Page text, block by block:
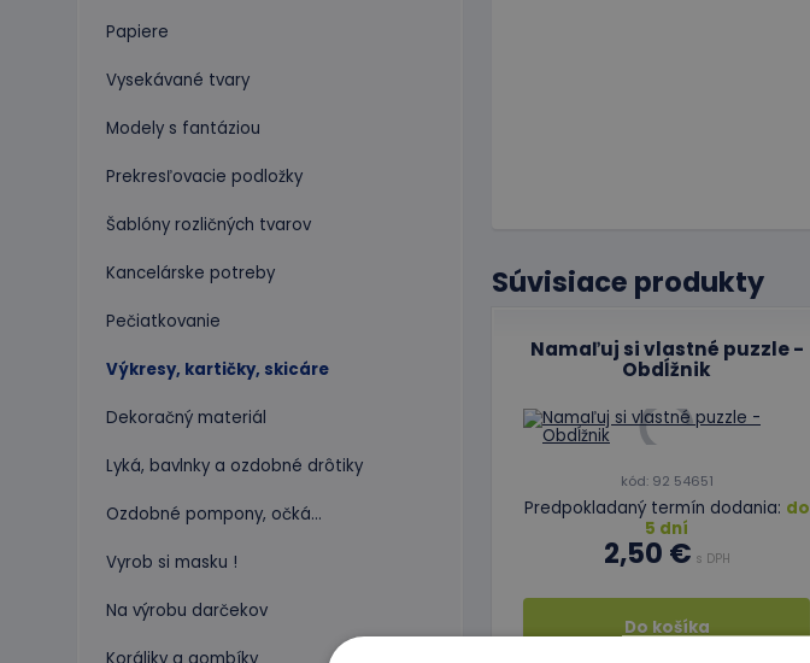
Papiere
Vysekávané tvary
Modely s fantáziou
Prekresľovacie podložky
Šablóny rozličných tvarov
Kancelárske potreby
Pečiatkovanie
Výkresy, kartičky, skicáre
Dekoračný materiál
Lyká, bavlnky a ozdobné drôtiky
Ozdobné pompony, očká...
Vyrob si masku !
Na výrobu darčekov
Koráliky a gombíky
Súvisiace produkty
Namaľuj si vlastné puzzle -
Obdĺžnik
kód: 92 54651
Predpokladaný termín dodania: do
5 dní
2,50 € s DPH
Do košíka